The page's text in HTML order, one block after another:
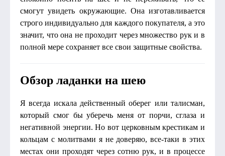
смогут увидеть окружающие. Она изготавливается
строго индивидуально для каждого покупателя, а это
значит, что она не проходит через множество рук и в
полной мере сохраняет все свои защитные свойства.
Обзор ладанки на шею
Я всегда искала действенный оберег или талисман,
который смог бы уберечь меня от порчи, сглаза и
негативной энергии. Но вот церковным крестикам и
кольцам с молитвами я не доверяю, все-таки в этих
местах они проходят через сотню рук, и в процессе